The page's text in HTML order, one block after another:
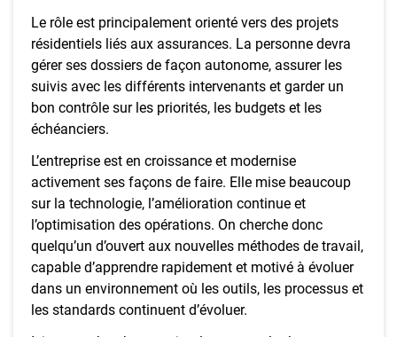
Le rôle est principalement orienté vers des projets
résidentiels liés aux assurances. La personne devra
gérer ses dossiers de façon autonome, assurer les
suivis avec les différents intervenants et garder un
bon contrôle sur les priorités, les budgets et les
échéanciers.
L’entreprise est en croissance et modernise
activement ses façons de faire. Elle mise beaucoup
sur la technologie, l’amélioration continue et
l’optimisation des opérations. On cherche donc
quelqu’un d’ouvert aux nouvelles méthodes de travail,
capable d’apprendre rapidement et motivé à évoluer
dans un environnement où les outils, les processus et
les standards continuent d’évoluer.